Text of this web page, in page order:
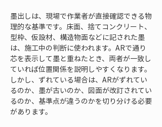
墨出しは、現場で作業者が直接確認できる物
理的な基準です。床面、捨てコンクリート、
型枠、仮設材、構造物面などに記された墨
は、施工中の判断に使われます。ARで通り
芯を表示して墨と重ねたとき、両者が一致し
ていれば位置関係を説明しやすくなります。
しかし、ずれている場合は、ARがずれてい
るのか、墨が古いのか、図面が改訂されてい
るのか、基準点が違うのかを切り分ける必要
があります。